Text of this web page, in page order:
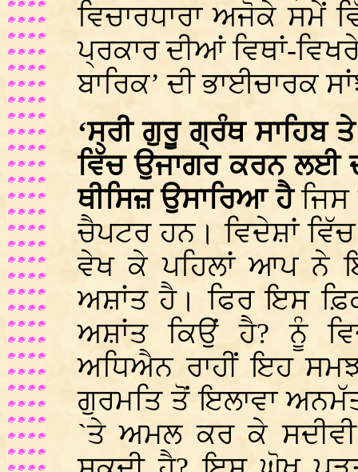
ਵਿਚਾਰਧਾਰਾ ਅਜੋਕੇ ਸਮੇਂ
ਪ੍ਰਕਾਰ ਦੀਆਂ ਵਿਥਾਂ-
ਬਾਰਿਕ’ ਦੀ ਭਾਈਚਾਰਕ
‘ਸ੍ਰੀ ਗੁਰੂ ਗ੍ਰੰਥ ਸਾਹਿਬ
ਵਿੱਚ ਉਜਾਗਰ ਕਰਨ ਲਈ
ਥੀਸਿਜ਼ ਉਸਾਰਿਆ ਹੈਜਿਸ
ਚੈਪਟਰ ਹਨ। ਵਿਦੇਸ਼ਾਂ
ਵੇਖ ਕੇ ਪਹਿਲਾਂ ਆਪ ਨੇ
ਅਸ਼ਾਂਤ ਹੈ। ਫਿਰ ਇਸ
ਅਸ਼ਾਂਤ ਕਿਉਂ ਹੈ? ਨੂੰ
ਅਧਿਐਨ ਰਾਹੀਂ ਇਹ
ਗੁਰਮਤਿ ਤੋਂ ਇਲਾਵਾ
`ਤੇ ਅਮਲ ਕਰ ਕੇ ਸਦੀਵੀ